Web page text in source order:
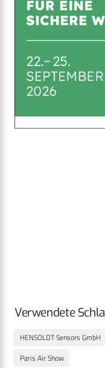
Verwendete
HENSOLDT Sensors GmbH
Paris Air Show